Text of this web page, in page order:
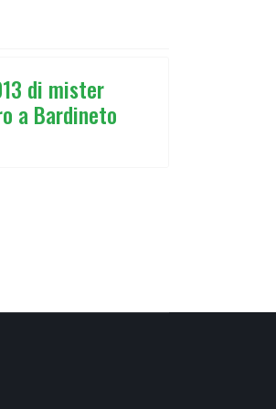
di mister
a Bardineto